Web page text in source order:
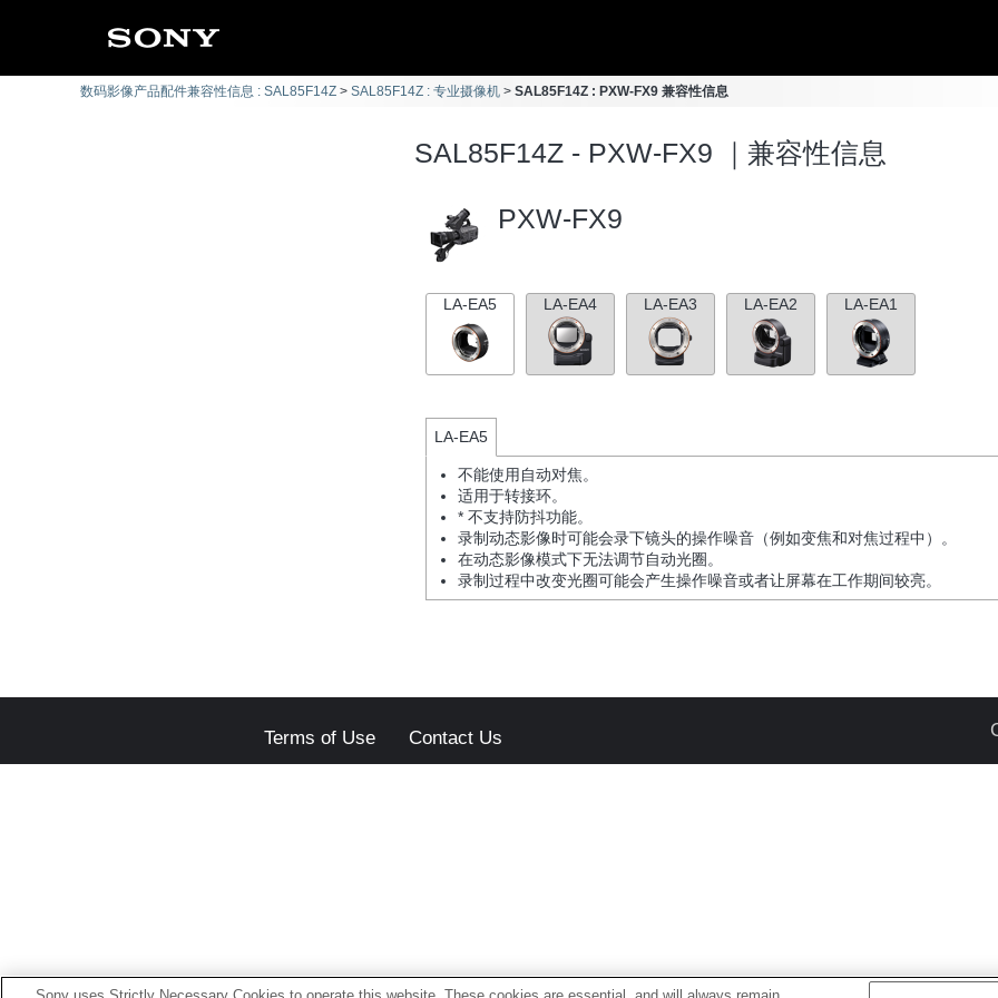
数码影像产品配件兼容性信息 : SAL85F14Z SAL85F14Z : 专业摄像机 SAL85F14Z : PXW-FX9 兼容性信息
SAL85F14Z - PXW-FX9 ｜兼容性信息
PXW-FX9
LA-EA5 LA-EA4 LA-EA3 LA-EA2 LA-EA1
LA-EA5
不能使用自动对焦。
适用于转接环。
* 不支持防抖功能。
录制动态影像时可能会录下镜头的操作噪音（例如变焦和对焦过程中）。
在动态影像模式下无法调节自动光圈。
录制过程中改变光圈可能会产生操作噪音或者让屏幕在工作期间较亮。
Terms of Use Contact Us